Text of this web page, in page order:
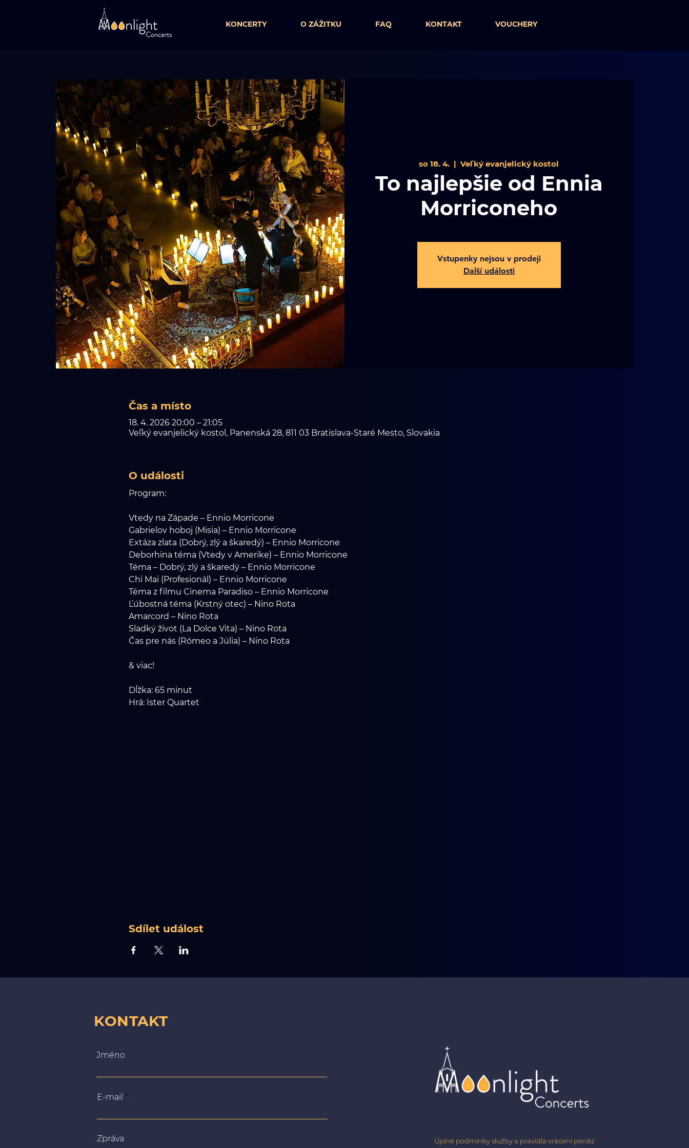
KONCERTY O ZÁŽITKU FAQ KONTAKT VOUCHERY
so 18. 4.
  |
Veľký evanjelický kostol
To najlepšie od Ennia
Morriconeho
Vstupenky nejsou v prodeji
Další události
Čas a místo
18. 4. 2026 20:00 – 21:05
Veľký evanjelický kostol, Panenská 28, 811 03 Bratislava-Staré Mesto, Slovakia
O události
Program:
Vtedy na Západe – Ennio Morricone
Gabrielov hoboj (Misia) – Ennio Morricone
Extáza zlata (Dobrý, zlý a škaredý) – Ennio Morricone
Deborhina téma (Vtedy v Amerike) – Ennio Morricone
Téma – Dobrý, zlý a škaredý – Ennio Morricone
Chi Mai (Profesionál) – Ennio Morricone
Téma z filmu Cinema Paradiso – Ennio Morricone
Ľúbostná téma (Krstný otec) – Nino Rota
Amarcord – Nino Rota
Sladký život (La Dolce Vita) – Nino Rota
Čas pre nás (Rómeo a Júlia) – Nino Rota
& viac!
Dĺžka: 65 minut
Hrá: Ister Quartet
Sdílet událost
KONTAKT
Jméno
E-mail
Zpráva Úplné podmínky služby a pravidla vrácení peněz